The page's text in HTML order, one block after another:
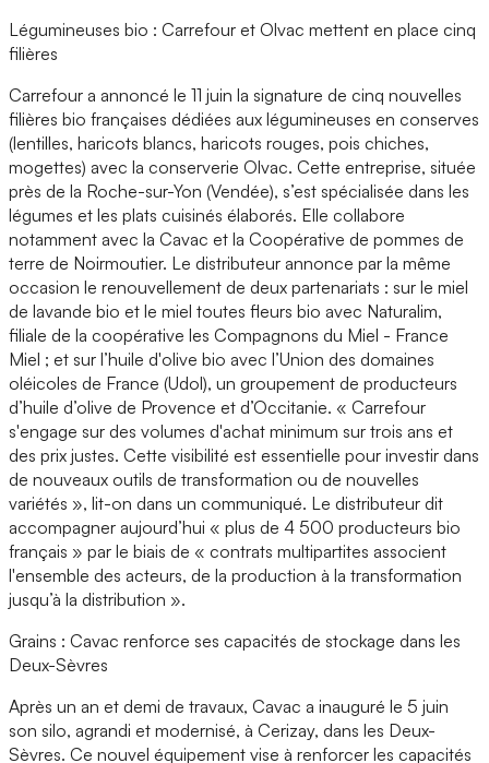
Légumineuses bio : Carrefour et Olvac mettent en place cinq
filières
Carrefour a annoncé le 11 juin la signature de cinq nouvelles
filières bio françaises dédiées aux légumineuses en conserves
(lentilles, haricots blancs, haricots rouges, pois chiches,
mogettes) avec la conserverie Olvac. Cette entreprise, située
près de la Roche-sur-Yon (Vendée), s’est spécialisée dans les
légumes et les plats cuisinés élaborés. Elle collabore
notamment avec la Cavac et la Coopérative de pommes de
terre de Noirmoutier. Le distributeur annonce par la même
occasion le renouvellement de deux partenariats : sur le miel
de lavande bio et le miel toutes fleurs bio avec Naturalim,
filiale de la coopérative les Compagnons du Miel - France
Miel ; et sur l’huile d'olive bio avec l’Union des domaines
oléicoles de France (Udol), un groupement de producteurs
d’huile d’olive de Provence et d’Occitanie. « Carrefour
s'engage sur des volumes d'achat minimum sur trois ans et
des prix justes. Cette visibilité est essentielle pour investir dans
de nouveaux outils de transformation ou de nouvelles
variétés », lit-on dans un communiqué. Le distributeur dit
accompagner aujourd’hui « plus de 4 500 producteurs bio
français » par le biais de « contrats multipartites associent
l'ensemble des acteurs, de la production à la transformation
jusqu’à la distribution ».
Grains : Cavac renforce ses capacités de stockage dans les
Deux-Sèvres
Après un an et demi de travaux, Cavac a inauguré le 5 juin
son silo, agrandi et modernisé, à Cerizay, dans les Deux-
Sèvres. Ce nouvel équipement vise à renforcer les capacités